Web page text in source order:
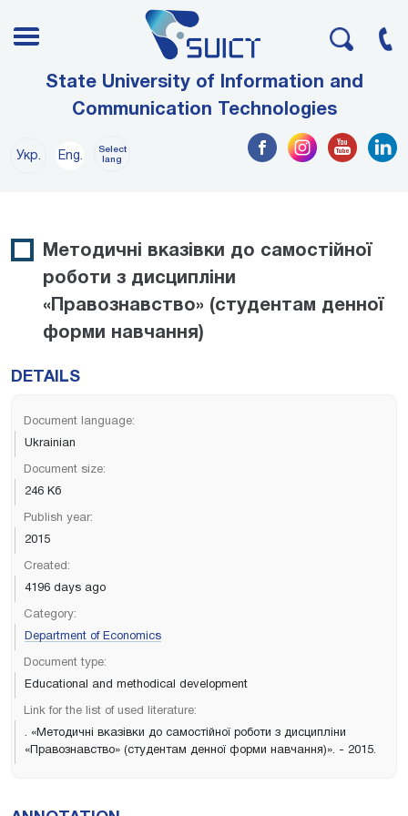
State University of Information and
Communication Technologies
Укр. Eng.
Select
lang
Методичні вказівки до самостійної
роботи з дисципліни
«Правознавство» (студентам денної
форми навчання)
DETAILS
Document language:
Ukrainian
Document size:
246 Кб
Publish year:
2015
Created:
4196 days ago
Category:
Department of Economics
Document type:
Educational and methodical development
Link for the list of used literature:
. «Методичні вказівки до самостійної роботи з дисципліни
«Правознавство» (студентам денної форми навчання)». - 2015.